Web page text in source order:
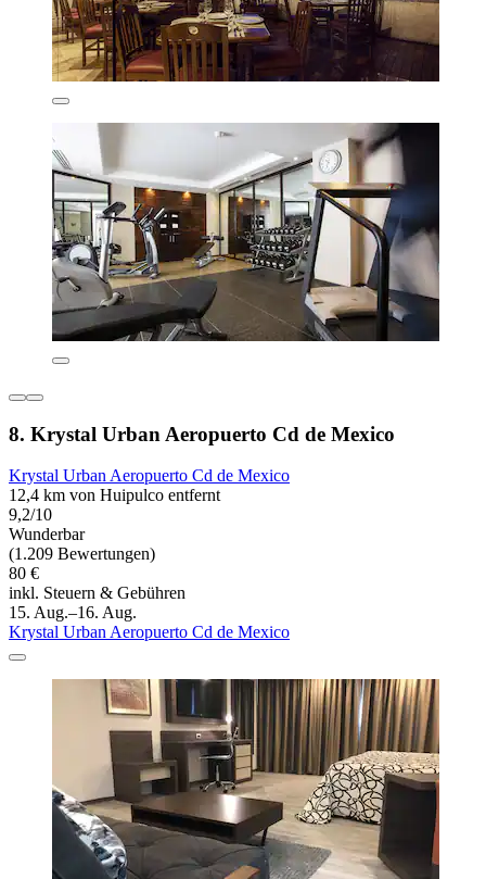
8. Krystal Urban Aeropuerto Cd de Mexico
Krystal Urban Aeropuerto Cd de Mexico
12,4 km von Huipulco entfernt
9,2/10
Wunderbar
(1.209 Bewertungen)
80 €
inkl. Steuern & Gebühren
15. Aug.–16. Aug.
Krystal Urban Aeropuerto Cd de Mexico